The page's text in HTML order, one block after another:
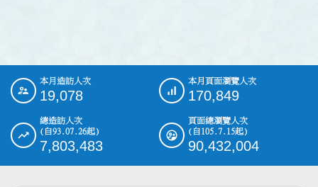
::: 本月造訪人次
19,078
本月頁面瀏覽人次
170,849
總造訪人次
(自93.07.26起)
7,803,483
頁面總瀏覽人次
(自105.7.15起)
90,432,004